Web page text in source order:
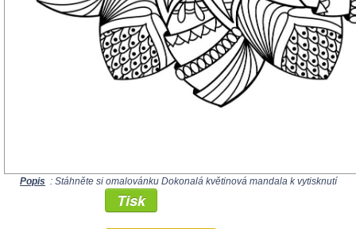
Popis : Stáhněte si omalovánku Dokonalá květinová mandala k vytisknutí
Tisk